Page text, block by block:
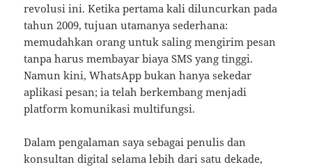
revolusi ini. Ketika pertama kali diluncurkan pada
tahun 2009, tujuan utamanya sederhana:
memudahkan orang untuk saling mengirim pesan
tanpa harus membayar biaya SMS yang tinggi.
Namun kini, WhatsApp bukan hanya sekedar
aplikasi pesan; ia telah berkembang menjadi
platform komunikasi multifungsi.
Dalam pengalaman saya sebagai penulis dan
konsultan digital selama lebih dari satu dekade,